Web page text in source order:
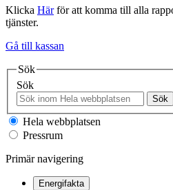
Klicka Härför att komma till alla
tjänster.
Gå till kassan
Sök
Sök
Sök
Hela webbplatsen
Pressrum
Primär navigering
Energifakta